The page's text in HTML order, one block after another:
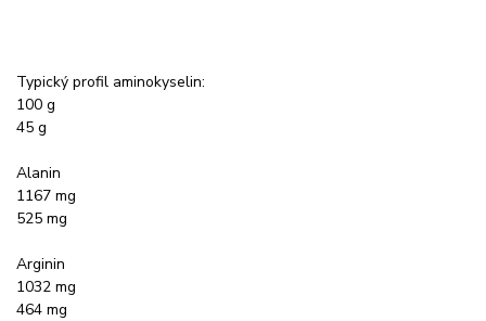
Typický profil aminokyselin:
100 g
45 g
Alanin
1167 mg
525 mg
Arginin
1032 mg
464 mg